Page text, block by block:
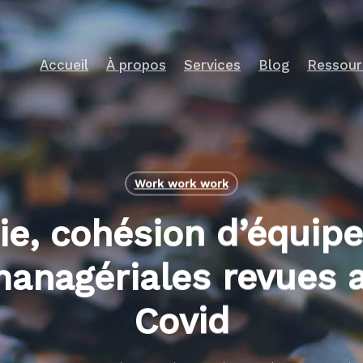
Accueil À propos Services Blog
Work work work
cohésion
revues
Covid